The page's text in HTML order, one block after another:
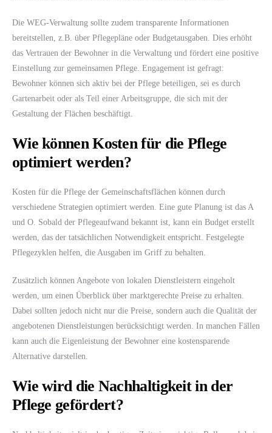
Die WEG-Verwaltung sollte zudem transparente Informationen
bereitstellen, z.B. über Pflegepläne oder Budgetausgaben. Dies erhöht
das Vertrauen der Bewohner in die Verwaltung und fördert eine positive
Einstellung zur gemeinsamen Pflege. Engagement ist gefragt:
Bewohner können sich aktiv bei der Pflege beteiligen, sei es durch
Gartenarbeit oder als Teil einer Arbeitsgruppe, die sich mit der
Gestaltung der Flächen beschäftigt.
Wie können Kosten für die Pflege
optimiert werden?
Kosten für die Pflege der Gemeinschaftsflächen können durch
verschiedene Strategien optimiert werden. Eine gute Planung ist das A
und O. Sobald der Pflegeaufwand bekannt ist, kann ein Budget erstellt
werden, das der tatsächlichen Notwendigkeit entspricht. Festgelegte
Pflegezyklen helfen, die Ausgaben im Griff zu behalten.
Zusätzlich können Angebote von lokalen Dienstleistern eingeholt
werden, um einen Überblick über marktgerechte Preise zu erhalten.
Dabei sollten jedoch nicht nur die Preise, sondern auch die Qualität der
angebotenen Dienstleistungen berücksichtigt werden. In manchen Fällen
kann auch die Eigenleistung der Bewohner eine kostensparende
Alternative darstellen.
Wie wird die Nachhaltigkeit in der
Pflege gefördert?